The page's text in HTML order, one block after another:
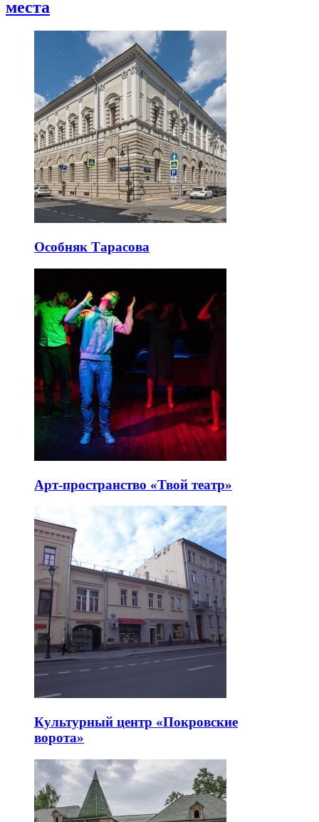
места
Особняк Тарасова
Арт-пространство «Твой театр»
Культурный центр «Покровские
ворота»